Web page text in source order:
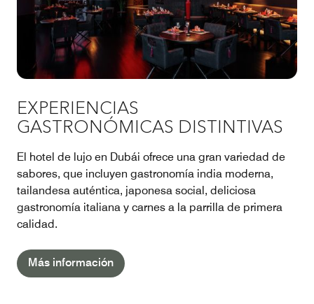
EXPERIENCIAS
GASTRONÓMICAS DISTINTIVAS
El hotel de lujo en Dubái ofrece una gran variedad de
sabores, que incluyen gastronomía india moderna,
tailandesa auténtica, japonesa social, deliciosa
gastronomía italiana y carnes a la parrilla de primera
calidad.
Más información